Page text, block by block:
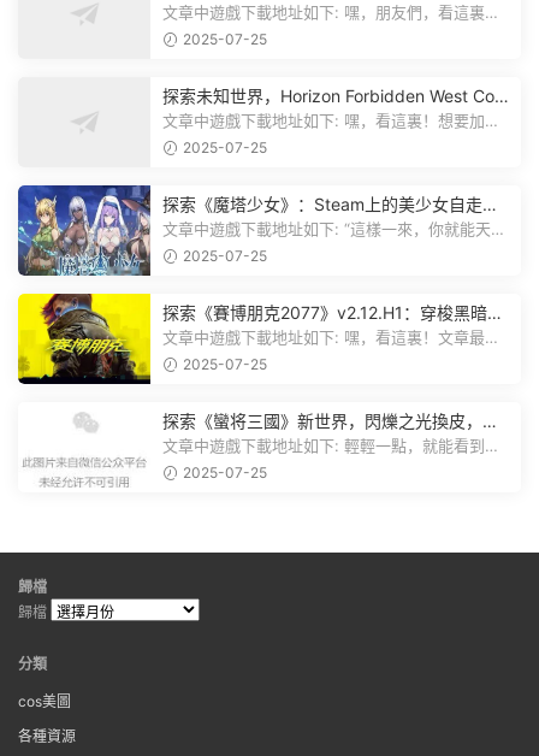
飛升》v38.9中文版全新升級！
文章中遊戲下載地址如下: 嘿，朋友們，看這裏！
《方舟：生存飛升》這個遊戲超火...
2025-07-25
探索未知世界，Horizon Forbidden West Com
plete Edition正式發布！
文章中遊戲下載地址如下: 嘿，看這裏！想要加入
遊戲資源分享群，就點文章最後那...
2025-07-25
探索《魔塔少女》：Steam上的美少女自走
棋，戰鬥與策略的雙重盛宴！
文章中遊戲下載地址如下: “這樣一來，你就能天天
2025-07-25
探索《賽博朋克2077》v2.12.H1：穿梭黑暗都
市，感受未來世界的震撼
文章中遊戲下載地址如下: 嘿，看這裏！文章最後
有個圖片，點一下就能加入我們的...
2025-07-25
探索《蠻将三國》新世界，閃爍之光換皮，共
赴手遊盛宴！
文章中遊戲下載地址如下: 輕輕一點，就能看到原
文。 滑動一下屏幕，就能看到...
2025-07-25
歸檔
歸檔
分類
cos美圖
各種資源